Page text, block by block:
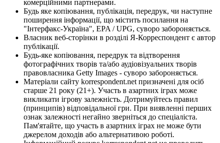
комерційними партнерами.
Будь яке копіювання, публікація, передрук, чи наступне
поширення інформації, що містить посилання на
"Інтерфакс-Україна", EPA / UPG, суворо забороняється.
Власник веб-сторінки в розділі Я-Корреспондент є автор
публікації.
Будь-яке копіювання, передрук та відтворення
фотографічних творів та/або аудіовізуальних творів
правовласника Getty Images - суворо забороняється.
Матеріали сайту korrespondent.net призначені для осіб
старше 21 року (21+). Участь в азартних іграх може
викликати ігрову залежність. Дотримуйтесь правил
(принципів) відповідальної гри. При виявленні перших
ознак залежності негайно зверніться до спеціаліста.
Пам'ятайте, що участь в азартних іграх не може бути
джерелом доходів або альтернативою роботі.